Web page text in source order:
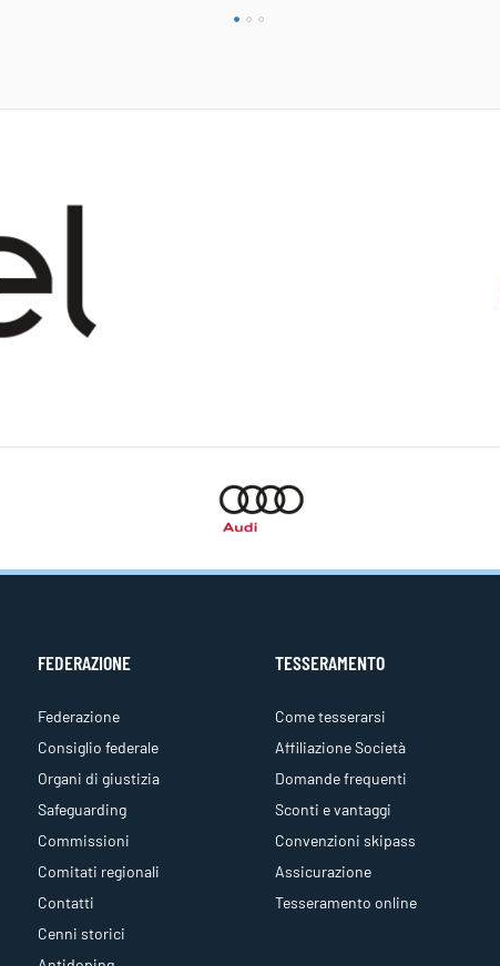
FEDERAZIONE
Federazione
Consiglio federale
Organi di giustizia
Safeguarding
Commissioni
Comitati regionali
Contatti
Cenni storici
TESSERAMENTO
Come tesserarsi
Affiliazione Società
Domande frequenti
Sconti e vantaggi
Convenzioni skipass
Assicurazione
Tesseramento online